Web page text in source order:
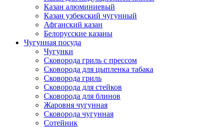
Казан алюминиевый
Казан узбекский чугунный
Афганский казан
Белорусские казаны
Чугунная посуда
Чугунки
Сковорода гриль с прессом
Сковорода для цыпленка табака
Сковорода гриль
Сковорода для стейков
Сковорода для блинов
Жаровня чугунная
Сковорода чугунная
Сотейник